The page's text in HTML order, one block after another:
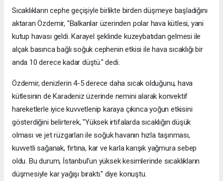
Sıcaklıkların cephe geçişiyle birlikte birden düşmeye başladığını
aktaran Özdemir, "Balkanlar üzerinden polar hava kütlesi, yani
kutup havası geldi. Karayel şeklinde kuzeybatıdan gelmesi ile
alçak basınca bağlı soğuk cephenin etkisi ile hava sıcaklığı bir
anda 10 derece kadar düştü." dedi.
Özdemir, denizlerin 4-5 derece daha sıcak olduğunu, hava
kütlesinin de Karadeniz üzerinde nemini alarak konvektif
hareketlerle iyice kuvvetlenip karaya çıkınca yoğun etkisini
gösterdiğini belirterek, "Yüksek irtifalarda sıcaklığın düşük
olması ve jet rüzgarları ile soğuk havanın hızla taşınması,
kuvvetli sağanak, fırtına, kar ve karla karışık yağmura sebep
oldu. Bu durum, İstanbul'un yüksek kesimlerinde sıcaklıkların
düşmesiyle kar yağışı bıraktı." diye konuştu.